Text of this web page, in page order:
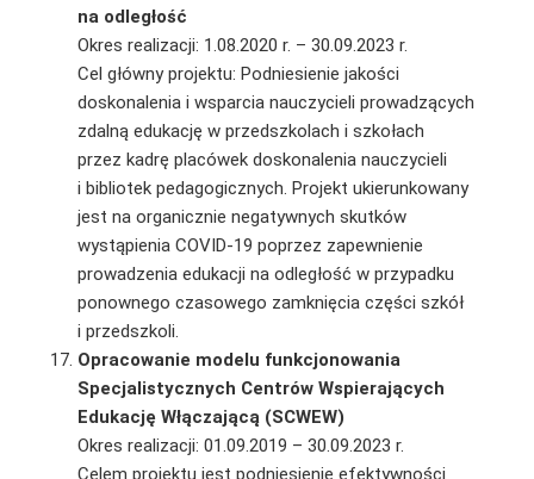
na odległość
Okres realizacji: 1.08.2020 r. – 30.09.2023 r.
Cel główny projektu: Podniesienie jakości
doskonalenia i wsparcia nauczycieli prowadzących
zdalną edukację w przedszkolach i szkołach
przez kadrę placówek doskonalenia nauczycieli
i bibliotek pedagogicznych. Projekt ukierunkowany
jest na organicznie negatywnych skutków
wystąpienia COVID-19 poprzez zapewnienie
prowadzenia edukacji na odległość w przypadku
ponownego czasowego zamknięcia części szkół
i przedszkoli.
Opracowanie modelu funkcjonowania
Specjalistycznych Centrów Wspierających
Edukację Włączającą (SCWEW)
Okres realizacji: 01.09.2019 – 30.09.2023 r.
Celem projektu jest podniesienie efektywności